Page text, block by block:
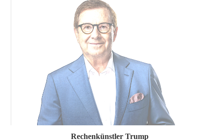
Rechenkünstler Trump